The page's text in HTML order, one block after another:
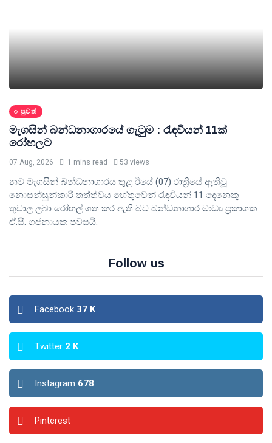
පුවත්
මැගසින් බන්ධනාගාරයේ ගැටුම : රැඳවියන් 11ක්
රෝහලට
07 Aug, 2026 1 mins read 53 views
නව මැගසින් බන්ධනාගාරය තුළ ඊයේ (07) රාත්‍රියේ ඇතිවූ
නොසන්සුන්කාරී තත්ත්වය හේතුවෙන් රැඳවියන් 11 දෙනෙකු
තුවාල ලබා රෝහල් ගත කර ඇති බව බන්ධනාගාර මාධ්‍ය ප්‍රකාශක
ඒ.සී. ගජනායක පවසයි.
Follow us
Facebook 37 K
Twitter 2 K
Instagram 678
Pinterest